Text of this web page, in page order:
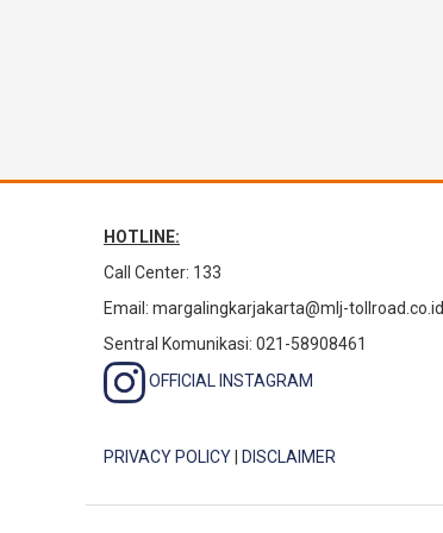
HOTLINE:
Call Center: 133
Email: margalingkarjakarta@mlj-tollroad.co.id
Sentral Komunikasi: 021-58908461
OFFICIAL INSTAGRAM
PRIVACY POLICY DISCLAIMER